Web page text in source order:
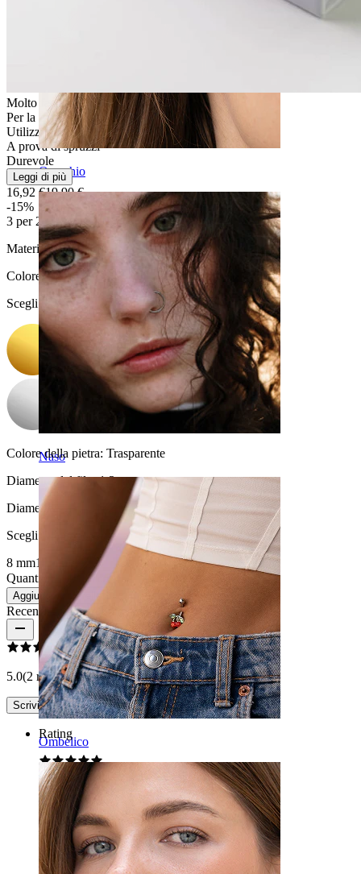
Orecchio
Naso
Ombelico
Molto facile
Per la maggior parte dei tipi di pelle
Utilizzo moderato
A prova di spruzzi
Durevole
Leggi di più
16,92 €19,90 €
-15%
3 per 2
Materiale:Acciaio chirurgico
Colore:
Scegli Colore
Colore della pietra: Trasparente
Diametro del filo:1,2 mm
Diametro
Scegli Diametro
8 mm10 mm
Quantità: 1
Modifica
Aggiungi al carrello
Recensioni del prodotto
5.0(2 recensioni)
Scrivi una recensione
Rating
Bello
8 mm forse per helix, per conch prendi 10 mm
Aiva Acquisto verificato